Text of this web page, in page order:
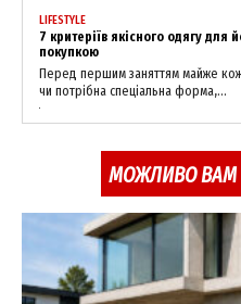
LIFESTYLE
7 критеріїв якісного одягу для
покупкою
Перед першим заняттям майже
чи потрібна спеціальна форма,...
МОЖЛИВО ВАМ